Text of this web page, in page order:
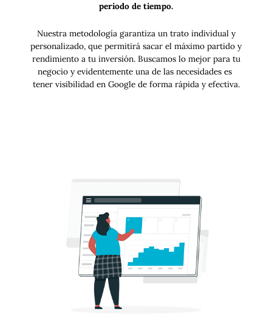
periodo de tiempo.
Nuestra metodología garantiza un trato individual y
personalizado, que permitirá sacar el máximo partido y
rendimiento a tu inversión. Buscamos lo mejor para tu
negocio y evidentemente una de las necesidades es
tener visibilidad en Google de forma rápida y efectiva.